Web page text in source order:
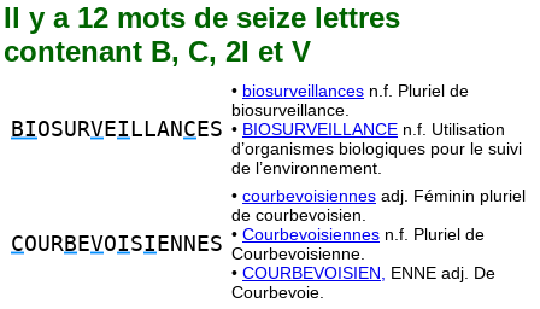
Il y a 12 mots de seize lettres
contenant B, C, 2I et V
BIOSURVEI LLAN C ES
• biosurveillances n.f. Pluriel de
biosurveillance.
• BIOSURVEILLANCE n.f. Utilisation
d’organismes biologiques pour le suivi
de l’environnement.
COURB EVOISI ENNES
• courbevoisiennes adj. Féminin pluriel
de courbevoisien.
• Courbevoisiennes n.f. Pluriel de
Courbevoisienne.
• COURBEVOISIEN,
ENNE adj. De
Courbevoie.